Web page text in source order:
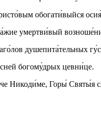
обогати́выйся
умертви́вый
душепита́тельных
богому́дрых цевни́це.
Никоди́ме, Горы́ Святы́я